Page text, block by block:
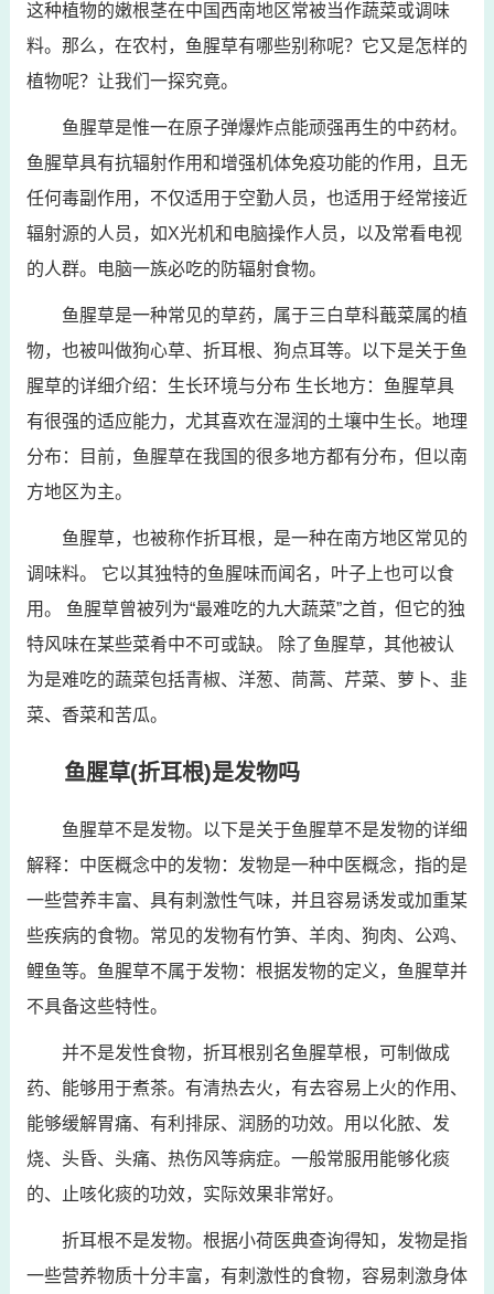
这种植物的嫩根茎在中国西南地区常被当作蔬菜或调味
料。那么，在农村，鱼腥草有哪些别称呢？它又是怎样的
植物呢？让我们一探究竟。
鱼腥草是惟一在原子弹爆炸点能顽强再生的中药材。
鱼腥草具有抗辐射作用和增强机体免疫功能的作用，且无
任何毒副作用，不仅适用于空勤人员，也适用于经常接近
辐射源的人员，如X光机和电脑操作人员，以及常看电视
的人群。电脑一族必吃的防辐射食物。
鱼腥草是一种常见的草药，属于三白草科蕺菜属的植
物，也被叫做狗心草、折耳根、狗点耳等。以下是关于鱼
腥草的详细介绍：生长环境与分布 生长地方：鱼腥草具
有很强的适应能力，尤其喜欢在湿润的土壤中生长。地理
分布：目前，鱼腥草在我国的很多地方都有分布，但以南
方地区为主。
鱼腥草，也被称作折耳根，是一种在南方地区常见的
调味料。 它以其独特的鱼腥味而闻名，叶子上也可以食
用。 鱼腥草曾被列为“最难吃的九大蔬菜”之首，但它的独
特风味在某些菜肴中不可或缺。 除了鱼腥草，其他被认
为是难吃的蔬菜包括青椒、洋葱、茼蒿、芹菜、萝卜、韭
菜、香菜和苦瓜。
鱼腥草(折耳根)是发物吗
鱼腥草不是发物。以下是关于鱼腥草不是发物的详细
解释：中医概念中的发物：发物是一种中医概念，指的是
一些营养丰富、具有刺激性气味，并且容易诱发或加重某
些疾病的食物。常见的发物有竹笋、羊肉、狗肉、公鸡、
鲤鱼等。鱼腥草不属于发物：根据发物的定义，鱼腥草并
不具备这些特性。
并不是发性食物，折耳根别名鱼腥草根，可制做成
药、能够用于煮茶。有清热去火，有去容易上火的作用、
能够缓解胃痛、有利排尿、润肠的功效。用以化脓、发
烧、头昏、头痛、热伤风等病症。一般常服用能够化痰
的、止咳化痰的功效，实际效果非常好。
折耳根不是发物。根据小荷医典查询得知，发物是指
一些营养物质十分丰富，有刺激性的食物，容易刺激身体